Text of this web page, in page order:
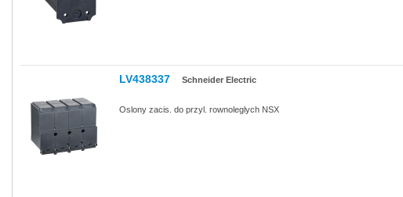
LV438337 Schneider Electric
Oslony zacis. do przyl. rownoleglych NSX